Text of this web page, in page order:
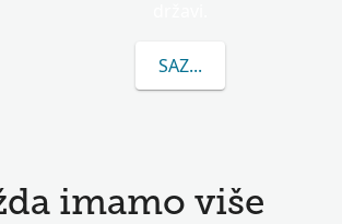
SAZNAJTE VIŠE O
imamo više